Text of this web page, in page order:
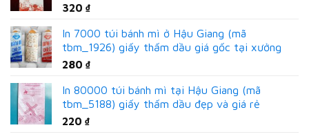
320 ₫
In 7000 túi bánh mì ở Hậu Giang (mã
tbm_1926) giấy thấm dầu giá gốc tại xưởng
280 ₫
In 80000 túi bánh mì tại Hậu Giang (mã
tbm_5188) giấy thấm dầu đẹp và giá rẻ
220 ₫